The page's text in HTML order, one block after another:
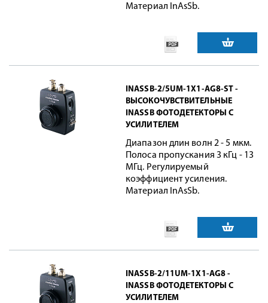
Материал InAsSb.
INASSB-2/5UM-1X1-AG8-ST -
ВЫСОКОЧУВСТВИТЕЛЬНЫЕ
INASSB ФОТОДЕТЕКТОРЫ С
УСИЛИТЕЛЕМ
Диапазон длин волн 2 - 5 мкм.
Полоса пропускания 3 кГц - 13
МГц. Регулируемый
коэффициент усиления.
Материал InAsSb.
INASSB-2/11UM-1X1-AG8 -
INASSB ФОТОДЕТЕКТОРЫ С
УСИЛИТЕЛЕМ